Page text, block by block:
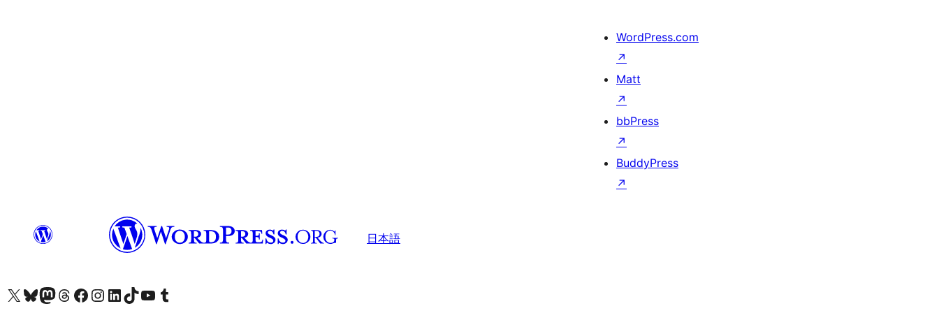
WordPress.com
↗
Matt
↗
bbPress
↗
BuddyPress
↗
日本語
X (旧 Twitter) アカウントへBluesky アカウントへMastodon アカウントへThreads アカウントへ Facebook ページへInstagram アカウントへ LinkedIn アカウントへTikTok アカウントへYouTube チャンネルへ Tumblr アカウントへ